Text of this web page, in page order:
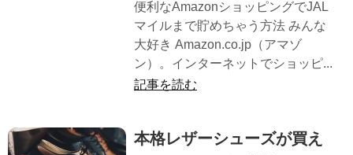
便利なAmazonショッピングでJAL
マイルまで貯めちゃう方法 みんな
大好き Amazon.co.jp（アマゾ
ン）。インターネットでショッピ...
記事を読む
本格レザーシューズが買え